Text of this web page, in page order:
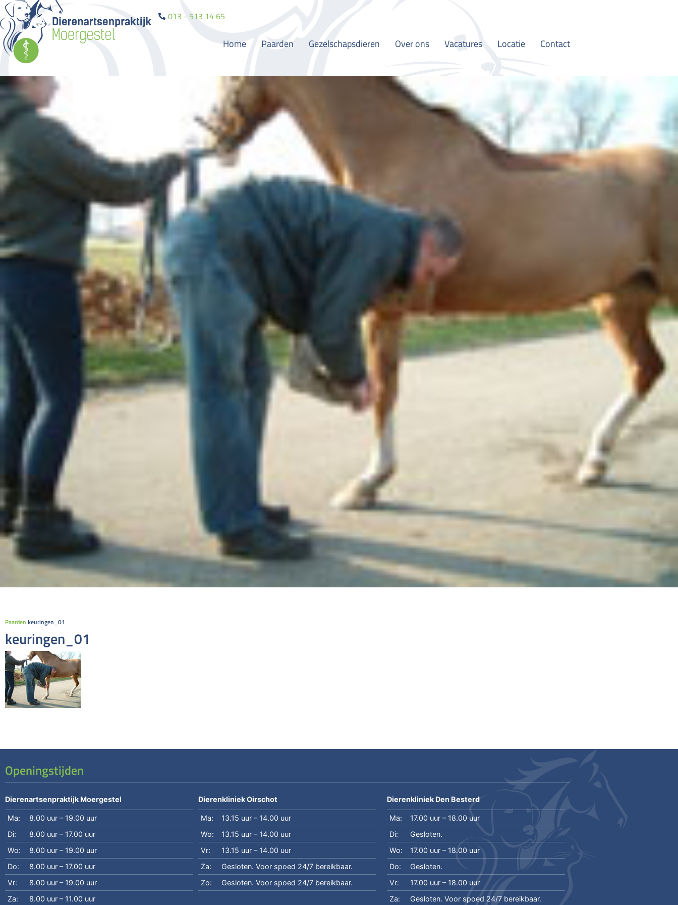
013 - 513 14 65
Home Paarden Gezelschapsdieren Over ons Vacatures Locatie Contact
Paarden keuringen_01
keuringen_01
Openingstijden
Dierenartsenpraktijk Moergestel
Ma:
8.00 uur – 19.00 uur
Di:
8.00 uur – 17.00 uur
Wo:
8.00 uur – 19.00 uur
Do:
8.00 uur – 17.00 uur
Vr:
8.00 uur – 19.00 uur
Za:
8.00 uur – 11.00 uur
Dierenkliniek Oirschot
Ma:
13.15 uur – 14.00 uur
Wo:
13.15 uur – 14.00 uur
Vr:
13.15 uur – 14.00 uur
Za:
Gesloten. Voor spoed 24/7 bereikbaar.
Zo:
Gesloten. Voor spoed 24/7 bereikbaar.
Dierenkliniek Den Besterd
Ma:
17.00 uur – 18.00 uur
Di:
Gesloten.
Wo:
17.00 uur – 18.00 uur
Do:
Gesloten.
Vr:
17.00 uur – 18.00 uur
Za:
Gesloten. Voor spoed 24/7 bereikbaar.